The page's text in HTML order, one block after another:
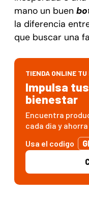
mano un buen
la diferencia
que buscar una
TIENDA ONLINE TU
Impulsa
bienestar
Encuentra
cada dia y ahorra
Usa el codigo